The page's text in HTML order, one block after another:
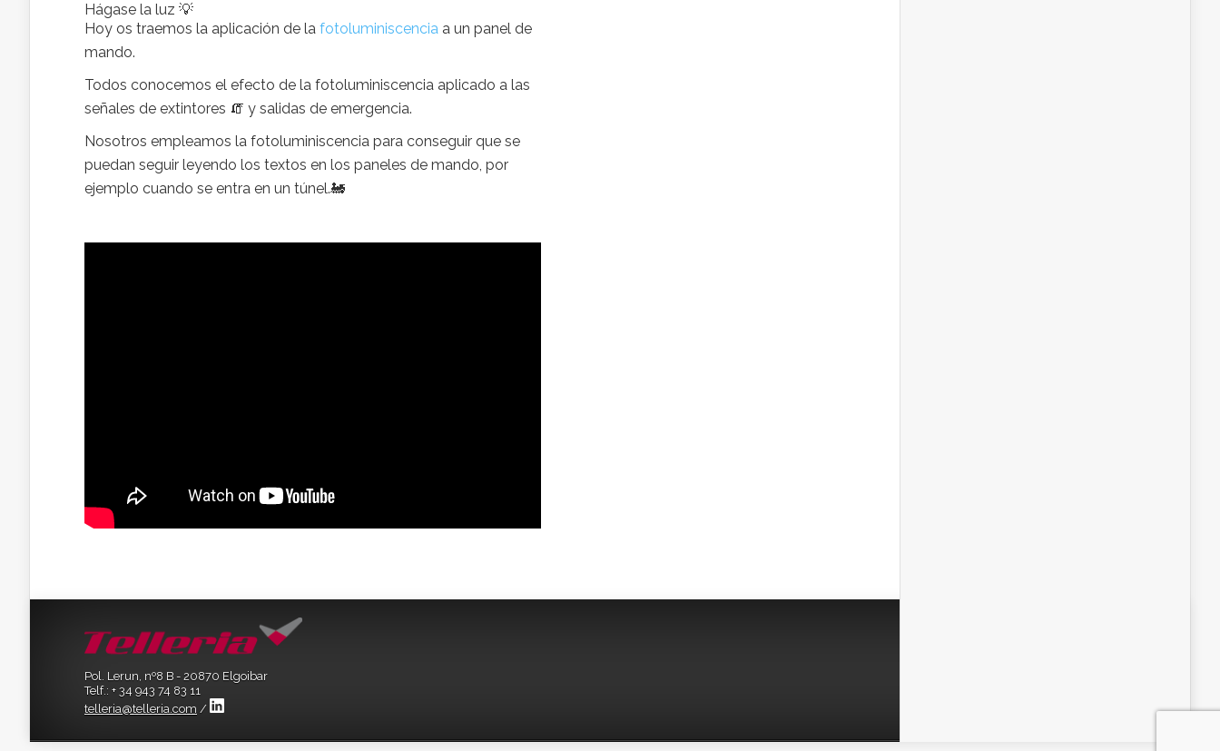
Hágase la luz 💡
Hoy os traemos la aplicación de la fotoluminiscencia a un panel de
mando.
Todos conocemos el efecto de la fotoluminiscencia aplicado a las
señales de extintores 🧯 y salidas de emergencia.
Nosotros empleamos la fotoluminiscencia para conseguir que se
puedan seguir leyendo los textos en los paneles de mando, por
ejemplo cuando se entra en un túnel.🚂
Pol. Lerun, nº8 B - 20870 Elgoibar
Telf.: + 34 943 74 83 11
telleria@telleria.com /